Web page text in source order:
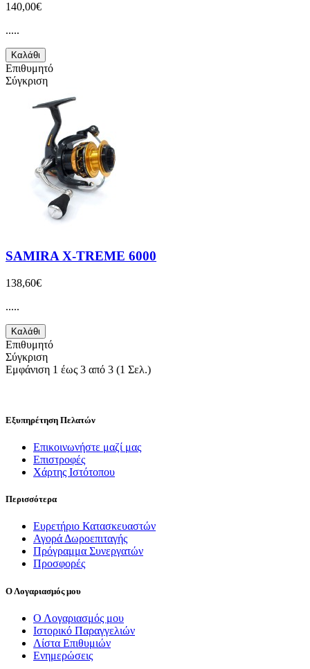
140,00€
.....
Καλάθι
Επιθυμητό
Σύγκριση
SAMIRA X-TREME 6000
138,60€
.....
Καλάθι
Επιθυμητό
Σύγκριση
Εμφάνιση 1 έως 3 από 3 (1 Σελ.)
Εξυπηρέτηση Πελατών
Επικοινωνήστε μαζί μας
Επιστροφές
Χάρτης Ιστότοπου
Περισσότερα
Ευρετήριο Κατασκευαστών
Αγορά Δωροεπιταγής
Πρόγραμμα Συνεργατών
Προσφορές
Ο Λογαριασμός μου
Ο Λογαριασμός μου
Ιστορικό Παραγγελιών
Λίστα Επιθυμιών
Ενημερώσεις